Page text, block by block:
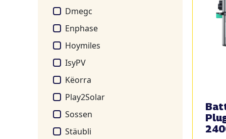
Dmegc
Enphase
Hoymiles
IsyPV
Këorra
Play2Solar
Sossen
Stäubli